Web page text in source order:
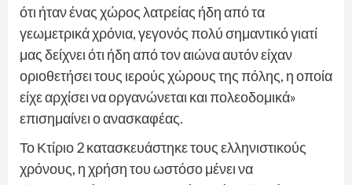
ότι ήταν ένας χώρος λατρείας ήδη από τα
γεωμετρικά χρόνια, γεγονός πολύ σημαντικό γιατί
μας δείχνει ότι ήδη από τον αιώνα αυτόν είχαν
οριοθετήσει τους ιερούς χώρους της πόλης, η οποία
είχε αρχίσει να οργανώνεται και πολεοδομικά»
επισημαίνει ο ανασκαφέας.
Το Κτίριο 2 κατασκευάστηκε τους ελληνιστικούς
χρόνους, η χρήση του ωστόσο μένει να